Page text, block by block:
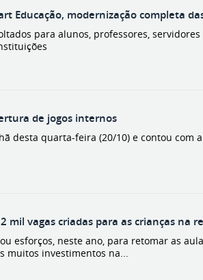
Educação, modernização completa
para alunos, professores,
de jogos internos
desta quarta-feira (20/10) e contou com
mil vagas criadas para as crianças na
esforços, neste ano, para retomar as
muitos investimentos na...